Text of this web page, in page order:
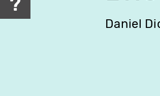
Daniel